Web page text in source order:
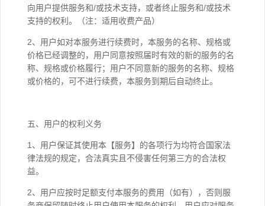
向用户提供服务和/或技术支持，或者终止服务和/或技术
支持的权利。（注：适用收费产品）
2、用户如对本服务进行续费时，本服务的名称、规格或
价格已经调整的，用户同意按照届时有效的新的服务的名
称、规格或价格履行；用户不同意新的服务的名称、规格
或价格的，可不进行续费，本服务到期后自动终止。
五、用户的权利义务
1、用户保证其使用本【服务】的各项行为均符合国家法
律法规的规定，合法真实且不侵害任何第三方的合法权
益。
2、用户应按时足额支付本服务的费用（如有），否则服